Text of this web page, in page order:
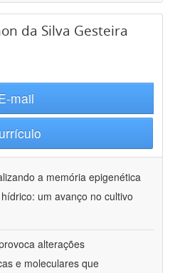
da Silva Gesteira
mail
a memória epigenética
um avanço no cultivo
alterações
e moleculares que